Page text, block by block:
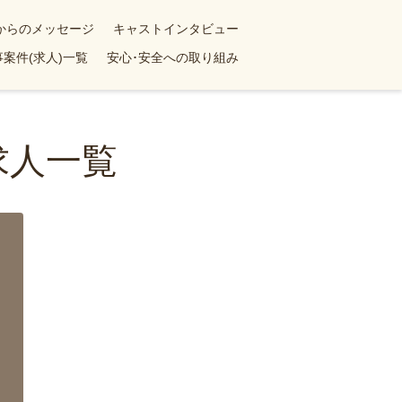
らのメッセージ
キャストインタビュー
案件(求人)一覧 安心･安全への取り組み
一覧